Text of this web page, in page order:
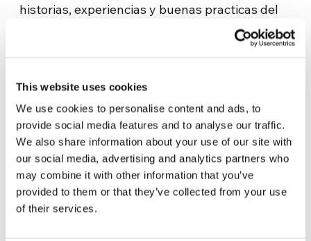
This website uses cookies
We use cookies to personalise content and ads, to
provide social media features and to analyse our traffic.
We also share information about your use of our site with
our social media, advertising and analytics partners who
may combine it with other information that you’ve
provided to them or that they’ve collected from your use
of their services.
historias, experiencias y buenas practicas del
mundo para así enriquecer nuestros contextos
y el mismo debate público. Llevábamos diez
lugares.
Por la imposibilidad de movernos, ahora
habitamoslos espacios estrechos del
aislamiento, siguiendoviajandode manera
diferente, abriendo las ventanas al mundo de
las muchas historias y experiencias que están
explorando posibilidades inéditas haciendo